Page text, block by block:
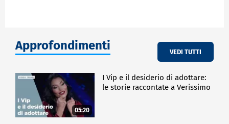
Approfondimenti VEDI TUTTI
05:20
I Vip e il desiderio di adottare:
le storie raccontate a Verissimo